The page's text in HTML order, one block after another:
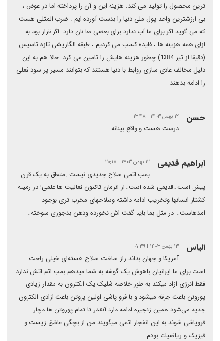
ترین محصول را تولید می کند. هزینه این و آن را پرداخته اما در عوض ،
بی ارزشترین واحد پول ملی دنیا را بدست آورده ایم . ضرب المثلی هست
که می گوید اگر برای ما آب ندارد برای بعضی ها نان دارد. اگر قرار بود به
ازای همه هزینه ها ، فایده کسب می کردیم ، طبقه الگاریشی تازه تاسیس
(دقیقا از تیر 1384) چطور هزینه هایش را تامین می کرد. حالا هم به این
دلیل مخالف عادی سازی روابط با دنیا هستند که بتوانند مسیر پر سود فعلی
را ادامه بدهند
حسن ۱۲ بهمن ۱۴۰۳ | ۱۳:۴۸
درست هست و واقع بینانه...
ابراهیم قدیمی ۱۲ بهمن ۱۴۰۳ | ۲۰:۱۸
بمب اتمی سلاح جدیدی نیست۔متعاق به یک قرن
پیش است۔قدیمی شده است۔از انزمان تاکنون فعالیت ها علمی! در زمینه
کشتار انسانها وتخریب ادامه داشته وسلاحهای مخرب تری بوجود
امدهاست۔ در مثل بما باید گفت اش نخورده ودهن بدجوری سوخته۔
الیاس ۱۳ بهمن ۱۴۰۳ | ۰۷:۳۹
آمریکا و جهان بداند راز ساخت سلاح هسته‌ای خیلی راحت
است برای ما ایرانیان باهوش یک گوشه به شما میدهم بمب اتم اتش ندارد
فقط انرژی ازاد میکند به طور خلاصه شلیک یک الکترون به مقدار زیادی
پوروتن باعث جرقه میشود و با فرو پاشی اولین پروتن باعث ازادی الکترون
جدید می‌شود همین زنجیره ادامه دارد آنقدر تا تمام پوروتن ها دچار
فروپاشی شوند به این انفجار اتمی میگویند من از بچگی عاشق زیست و
فیزیک و ریاضیات بودم